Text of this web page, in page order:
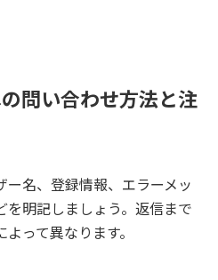
問い合わせ方法と注
名、登録情報、エラーメッ
明記しましょう。返信まで
って異なります。